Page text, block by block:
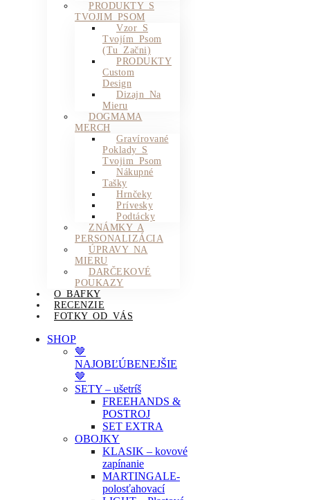
PRODUKTY S
TVOJIM PSOM
Vzor S
Tvojím Psom
(tu Začni)
PRODUKTY
Custom
Design
Dizajn Na
Mieru
DOGMAMA
MERCH
Gravírované
Poklady S
Tvojim Psom
Nákupné
Tašky
Hrnčeky
Prívesky
Podtácky
ZNÁMKY A
PERSONALIZÁCIA
ÚPRAVY NA
MIERU
DARČEKOVÉ
POUKAZY
O BAFKY
RECENZIE
FOTKY OD VÁS
SHOP
🤎
NAJOBĽÚBENEJŠIE
🤎
SETY – ušetríš
FREEHANDS &
POSTROJ
SET EXTRA
OBOJKY
KLASIK – kovové
zapínanie
MARTINGALE-
polosťahovací